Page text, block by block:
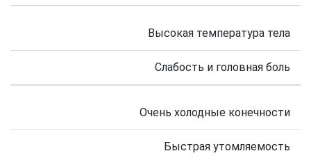
Высокая температура тела
Слабость и головная боль
Очень холодные конечности
Быстрая утомляемость